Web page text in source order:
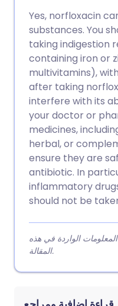
Yes, norfloxacin
substances. You
taking indigestion
containing iron or
multivitamins),
after taking
interfere with its
your doctor or
medicines,
herbal, or
ensure they are
antibiotic. In
inflammatory
should not be
الواردة في هذه
المقالة.